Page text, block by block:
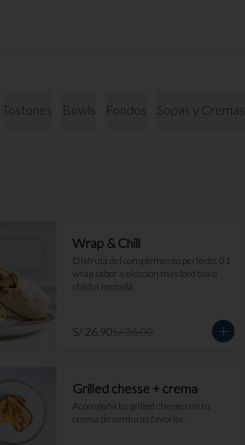
Tostones Bowls Fondos Sopas y Cremas
Wrap & Chill
Disfruta del complemento perfecto, 01
wrap sabor a elección más iced tea o
chicha morada.
S/ 26.90S/ 36.00
Grilled chesse + crema
Acompaña tu grilled chesse con tu
crema de verduras favorita.